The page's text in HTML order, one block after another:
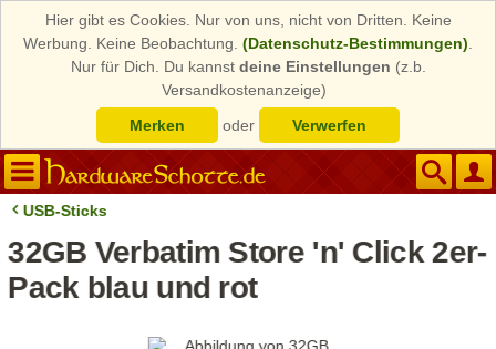
Hier gibt es Cookies. Nur von uns, nicht von Dritten. Keine
Werbung. Keine Beobachtung. (Datenschutz-Bestimmungen)
Nur für Dich. Du kannst deine Einstellungen (z.b.
Versandkostenanzeige)
Merken
oder Verwerfen
USB-Sticks
32GB Verbatim Store 'n' Click 2er-
Pack blau und rot